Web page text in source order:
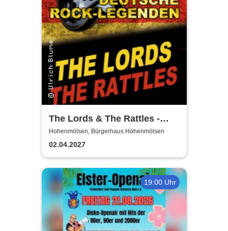
The Lords & The Rattles -
Deutsche Rocklegenden
Hohenmölsen, Bürgerhaus Hohenmölsen
02.04.2027
19:00 Uhr